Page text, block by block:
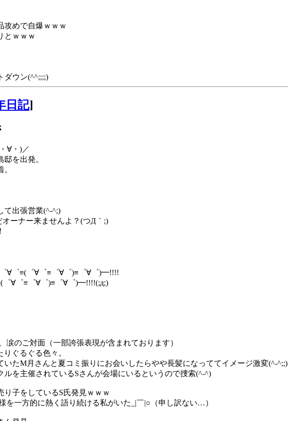
攻めで自爆ｗｗｗ
とｗｗｗ
ダウン(^^;;;;)
日記]
∀・)／
を出発。
て出張営業(^-^;)
オーナー来ませんよ？(つД｀;)
∀゜≡(゜∀゜≡゜∀゜)≡゜∀゜)━!!!!
∀゜≡゜∀゜)≡゜∀゜)━!!!!(;д;)
涙のご対面（一部誇張表現が含まれております）
ぐるぐる色々。
いたM月さんと夏コミ振りにお会いしたらやや長髪になっててイメージ激変(^-^;;)
ルを主催されているSさんが会場にいるというので捜索(^-^)
子をしているS氏発見ｗｗｗ
を一方的に熱く語り続ける私がいた_|￣|○（申し訳ない…）